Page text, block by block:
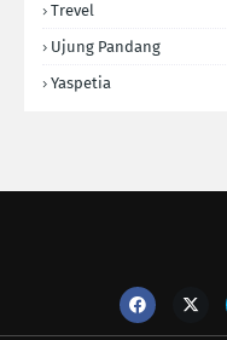
Trevel
Ujung Pandang
Yaspetia